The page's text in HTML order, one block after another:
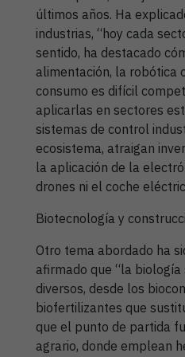
últimos años. Ha
industrias, “hoy cada
sentido, ha destacado
alimentación, la robótica
consumo es difícil
aplicarlas en sectores
sistemas de control
ecosistema, atraigan
la aplicación de la
drones ni el coche
Biotecnología y
Otro tema abordado ha
afirmado que “la
diversos, desde los
biofertilizantes que
que el punto de partida
agrario, donde emplean